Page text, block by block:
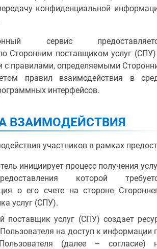
конфиденциальной
сервис
Сторонним поставщиком услуг
с правилами, определяемыми
правил взаимодействия в
интерфейсов.
ВЗАИМОДЕЙСТВИЯ
участников в рамках
инициирует процесс получения
которой
о его счете на стороне
услуг (СПУ).
поставщик услуг (СПУ) создает
на доступ к информации
(далее – согласие)